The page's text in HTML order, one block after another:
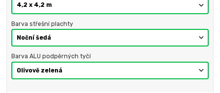
Barva střešní plachty
Barva ALU podpěrných tyčí